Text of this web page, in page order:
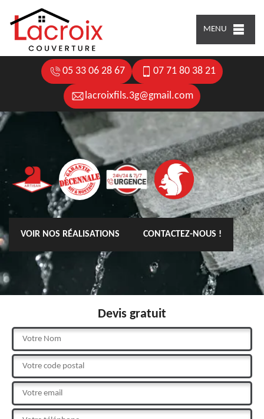
MENU
05 33 06 28 67 07 71 80 38 21
lacroixfils.3g@gmail.com
VOIR NOS RÉALISATIONS CONTACTEZ-NOUS !
Devis gratuit